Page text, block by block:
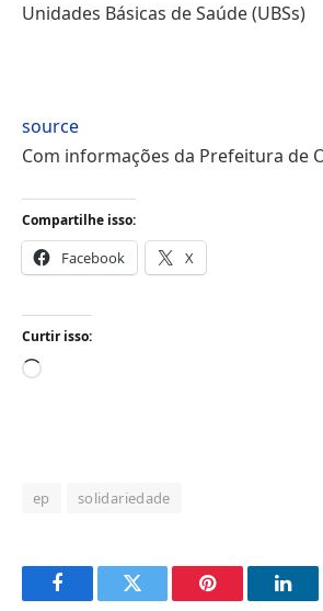
Unidades Básicas de Saúde (UBSs)
source
Com informações da Prefeitura de
Compartilhe isso:
Facebook X
Curtir isso:
Carregando...
ep solidariedade
FacebookTwitter Pinterest